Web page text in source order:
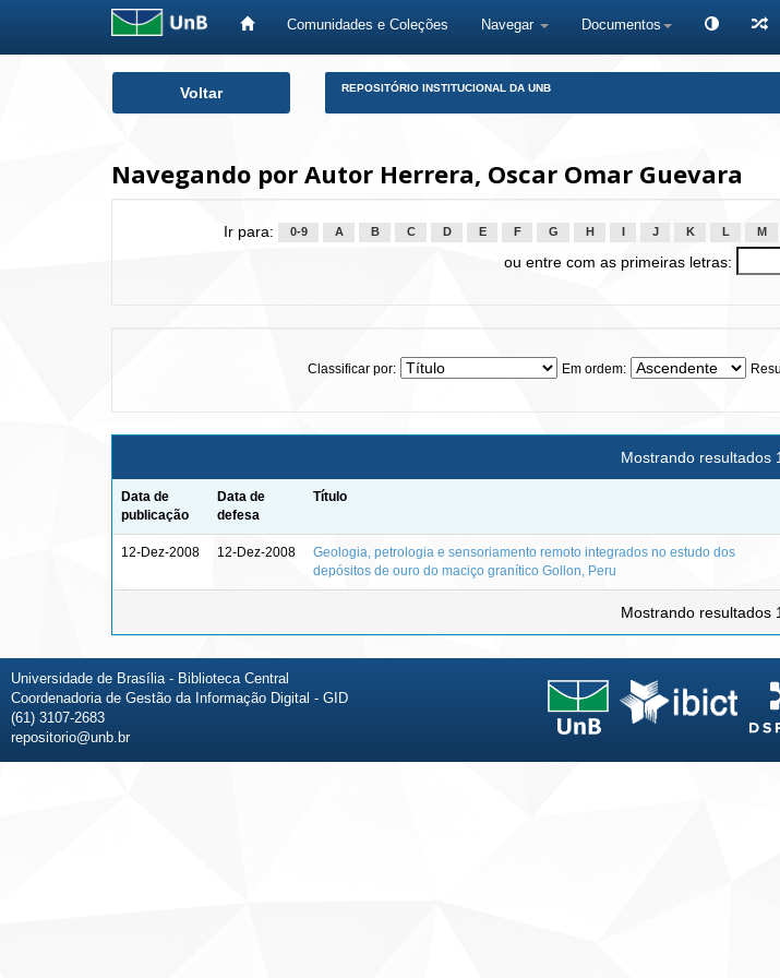
Comunidades e Coleções Navegar Documentos
Voltar REPOSITÓRIO INSTITUCIONAL DA UNB
Navegando por Autor Herrera, Oscar Omar Guevara
Ir para: 0-9 A B C D E F G H J K L M
ou entre com as primeiras letras:
Classificar por: Em ordem:
Mostrando resultados
Data de
publicação
Data de
defesa
Título
12-Dez-2008 12-Dez-2008
Geologia, petrologia e sensoriamento remoto integrados no estudo dos
depósitos de ouro do maciço granítico Gollon, Peru
Mostrando resultados
Universidade de Brasília - Biblioteca Central
Coordenadoria de Gestão da Informação Digital - GID
(61) 3107-2683
repositorio@unb.br